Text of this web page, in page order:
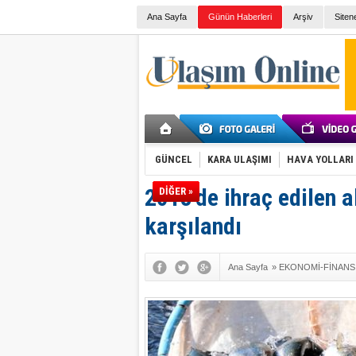
Ana Sayfa Günün Haberleri Arşiv
GÜNCEL KARA ULAŞIMI HAVA YOLLARI
DİĞER »
2018'de ihraç edilen
karşılandı
Ana Sayfa » EKONOMİ-FİNANS